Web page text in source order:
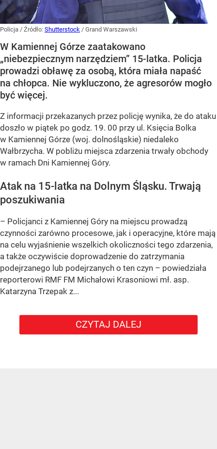
Policja / Źródło: Shutterstock / Grand Warszawski
W Kamiennej Górze zaatakowano
„niebezpiecznym narzędziem” 15-latka. Policja
prowadzi obławę za osobą, która miała napaść
na chłopca. Nie wykluczono, że agresorów mogło
być więcej.
Z informacji przekazanych przez policję wynika, że do ataku
doszło w piątek po godz. 19. 00 przy ul. Księcia Bolka
w Kamiennej Górze (woj. dolnośląskie) niedaleko
Wałbrzycha. W pobliżu miejsca zdarzenia trwały obchody
w ramach Dni Kamiennej Góry.
Atak na 15-latka na Dolnym Śląsku. Trwają
poszukiwania
– Policjanci z Kamiennej Góry na miejscu prowadzą
czynności zarówno procesowe, jak i operacyjne, które mają
na celu wyjaśnienie wszelkich okoliczności tego zdarzenia,
a także oczywiście doprowadzenie do zatrzymania
podejrzanego lub podejrzanych o ten czyn – powiedziała
reporterowi RMF FM Michałowi Krasoniowi mł. asp.
Katarzyna Trzepak z...
CZYTAJ DALEJ